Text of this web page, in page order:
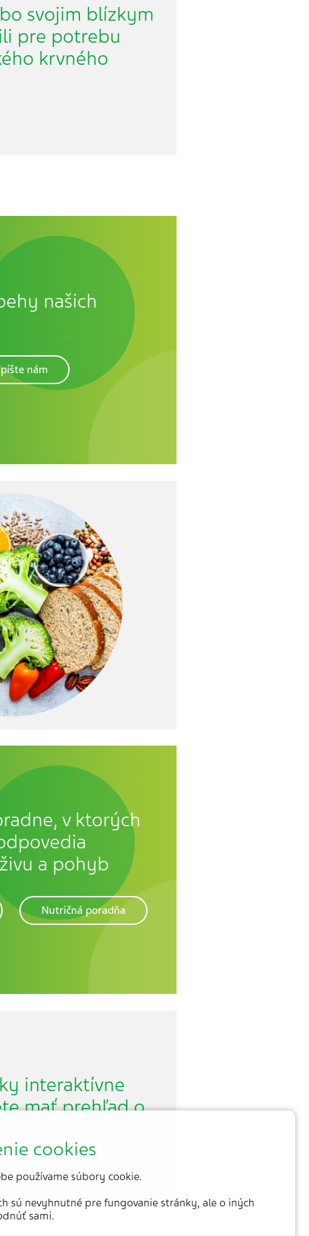
svojim blízkym
pre potrebu
krvného
našich
nám
v ktorých
a pohyb
Nutričná poradňa
interaktívne
mať prehľad o
cookies
používame súbory cookie.
sú nevyhnutné pre fungovanie stránky, ale o iných
sami.